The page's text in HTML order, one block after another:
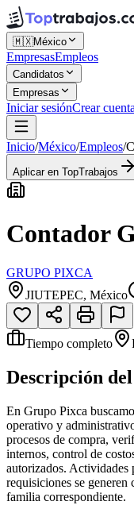
🇲🇽México
EmpresasEmpleos
Candidatos
Empresas
Iniciar sesiónCrear cuenta
Inicio/México/Empleos/
Aplicar en TopTrabajos
Contador
GRUPO PIXCA
JIUTEPEC, México
Tiempo completo
Descripción
En Grupo Pixca
operativo y
procesos de compra,
internos, control de
autorizados. Actividades
requisiciones se generen
familia correspondiente.